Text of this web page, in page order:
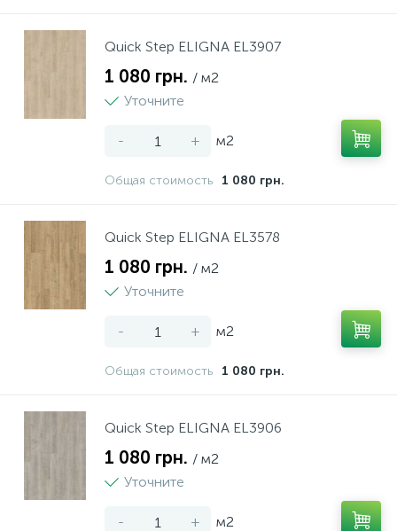
Quick Step ELIGNA EL3907
1 080 грн. / м2
Уточните
- + м2
Общая стоимость 1 080 грн.
Quick Step ELIGNA EL3578
1 080 грн. / м2
Уточните
- + м2
Общая стоимость 1 080 грн.
Quick Step ELIGNA EL3906
1 080 грн. / м2
Уточните
- + м2